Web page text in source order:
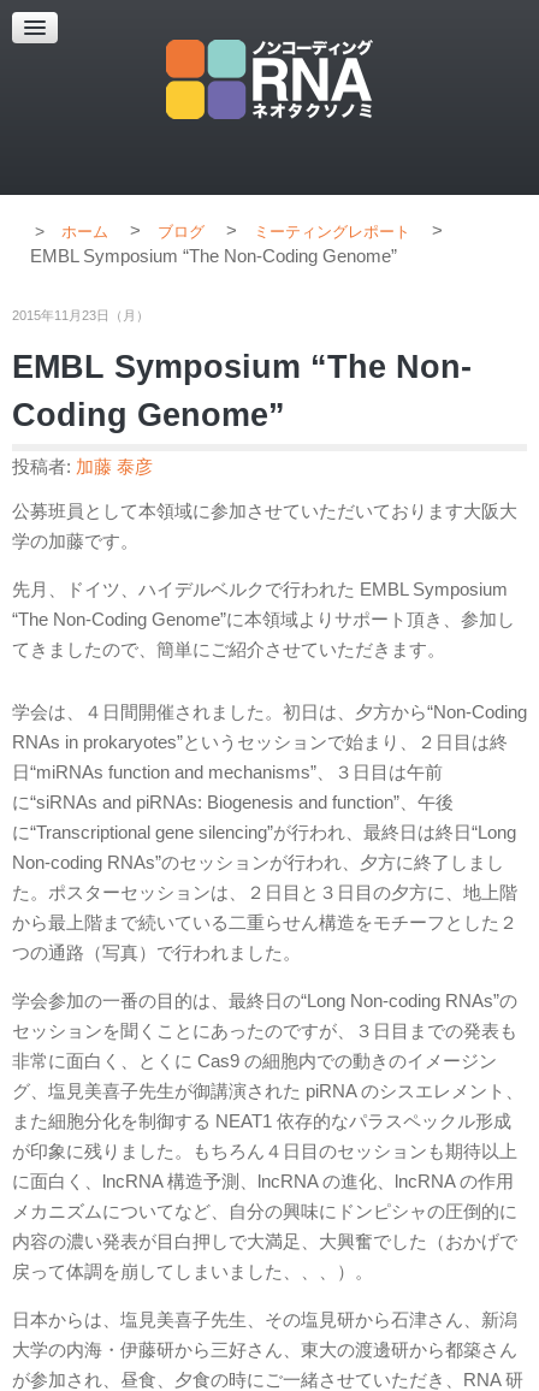
超解像顕微鏡
超解像顕微鏡の紹介
ホーム > ブログ > ミーティングレポート
>
EMBL Symposium “The Non-Coding Genome”
2015年11月23日（月）
EMBL Symposium “The Non-
Coding Genome”
投稿者: 加藤 泰彦
公募班員として本領域に参加させていただいております大阪大
学の加藤です。
先月、ドイツ、ハイデルベルクで行われた EMBL Symposium
“The Non-Coding Genome”に本領域よりサポート頂き、参加し
てきましたので、簡単にご紹介させていただきます。
学会は、４日間開催されました。初日は、夕方から“Non-Coding
RNAs in prokaryotes”というセッションで始まり、２日目は終
日“miRNAs function and mechanisms”、３日目は午前
に“siRNAs and piRNAs: Biogenesis and function”、午後
に“Transcriptional gene silencing”が行われ、最終日は終日“Long
Non-coding RNAs”のセッションが行われ、夕方に終了しまし
た。ポスターセッションは、２日目と３日目の夕方に、地上階
から最上階まで続いている二重らせん構造をモチーフとした２
つの通路（写真）で行われました。
学会参加の一番の目的は、最終日の“Long Non-coding RNAs”の
セッションを聞くことにあったのですが、３日目までの発表も
非常に面白く、とくに Cas9 の細胞内での動きのイメージン
グ、塩見美喜子先生が御講演された piRNA のシスエレメント、
また細胞分化を制御する NEAT1 依存的なパラスペックル形成
が印象に残りました。もちろん４日目のセッションも期待以上
に面白く、lncRNA 構造予測、lncRNA の進化、lncRNA の作用
メカニズムについてなど、自分の興味にドンピシャの圧倒的に
内容の濃い発表が目白押しで大満足、大興奮でした（おかげで
戻って体調を崩してしまいました、、、）。
日本からは、塩見美喜子先生、その塩見研から石津さん、新潟
大学の内海・伊藤研から三好さん、東大の渡邊研から都築さん
が参加され、昼食、夕食の時にご一緒させていただき、RNA 研